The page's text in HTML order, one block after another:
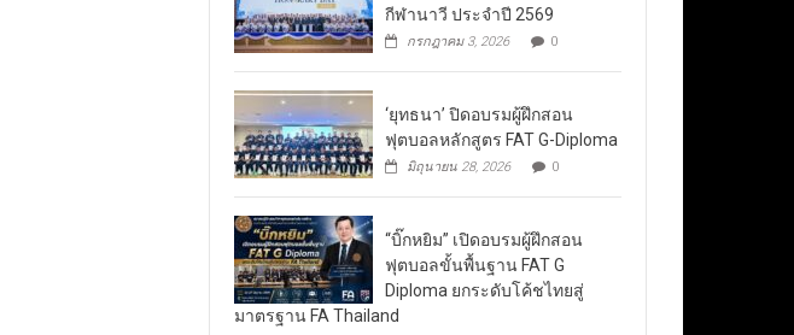
กีฬานาวี ประจำปี 2569
กรกฎาคม 3, 2026 0
‘ยุทธนา’ ปิดอบรมผู้ฝึกสอน
ฟุตบอลหลักสูตร FAT G-Diploma
มิถุนายน 28, 2026 0
“บิ๊กหยิม” เปิดอบรมผู้ฝึกสอน
ฟุตบอลขั้นพื้นฐาน FAT G
Diploma ยกระดับโค้ชไทยสู่
มาตรฐาน FA Thailand